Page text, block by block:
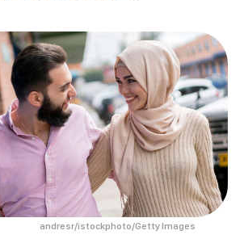
andresr/istockphoto/Getty Images